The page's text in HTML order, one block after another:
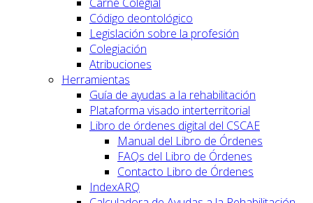
Código deontológico
Legislación sobre la profesión
Colegiación
Atribuciones
Herramientas
Guía de ayudas a la rehabilitación
Plataforma visado interterritorial
Libro de órdenes digital del CSCAE
Manual del Libro de Órdenes
FAQs del Libro de Órdenes
Contacto Libro de Órdenes
IndexARQ